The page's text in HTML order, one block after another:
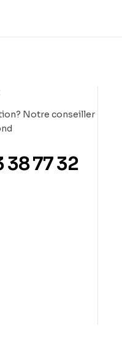
Notre conseiller
38 77 32